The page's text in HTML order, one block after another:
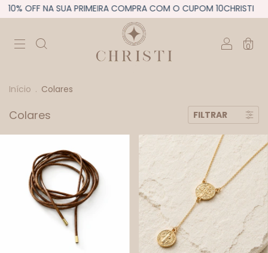
OFF NA SUA PRIMEIRA COMPRA COM O CUPOM 10CHRISTI
0
Início . Colares
Colares FILTRAR